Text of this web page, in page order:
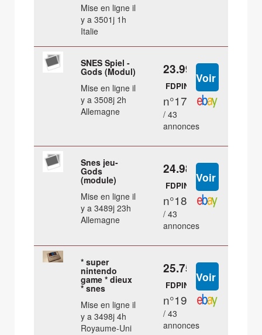
Mise en ligne il
y a 3501j 1h
Italie
SNES Spiel -
Gods (Modul)
Mise en ligne il
y a 3508j 2h
Allemagne
23.99 €
FDPIN
n°17
/ 43
annonces
Snes jeu-
Gods
(module)
Mise en ligne il
y a 3489j 23h
Allemagne
24.98 €
FDPIN
n°18
/ 43
annonces
* super
nintendo
game * dieux
* snes
Mise en ligne il
y a 3498j 4h
Royaume-Uni
25.75 €
FDPIN
n°19
/ 43
annonces